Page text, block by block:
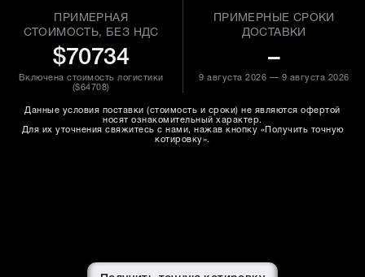
ПРИМЕРНАЯ
СТОИМОСТЬ, БЕЗ НДС
$70734
Включена стоимость логистики
($64708)
ПРИМЕРНЫЕ СРОКИ
ДОСТАВКИ
–
9 августа 2026 — 9 августа 2026
Данные условия поставки (стоимость и сроки) не являются офертой
носят ознакомительный характер.
Для их уточнения свяжитесь с нами, нажав кнопку «Получить точную
котировку».